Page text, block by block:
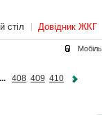
стіл Довідник ЖКГ
... 408 409 410